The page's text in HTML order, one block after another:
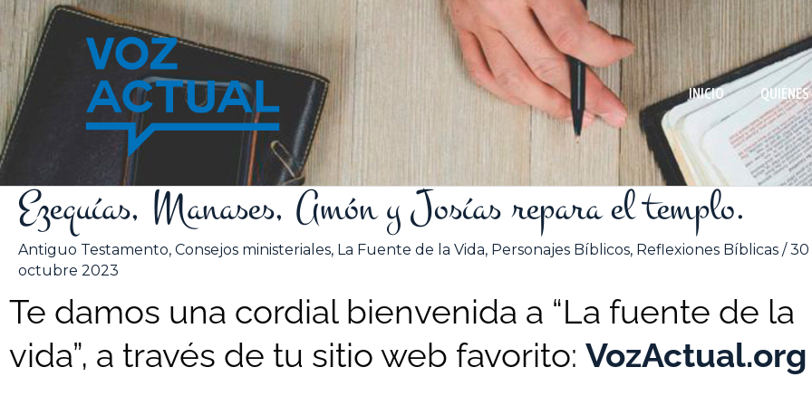
contenido
INICIO
Ezequías, Manases, Amón y Josías repara el templo.
Antiguo Testamento, Consejos ministeriales, La Fuente de la Vida, Personajes Bíblicos, Reflexiones Bíblicas /30
octubre 2023
Te damos una cordial bienvenida a “La fuente de la
vida”, a través de tu sitio web favorito: VozActual.org